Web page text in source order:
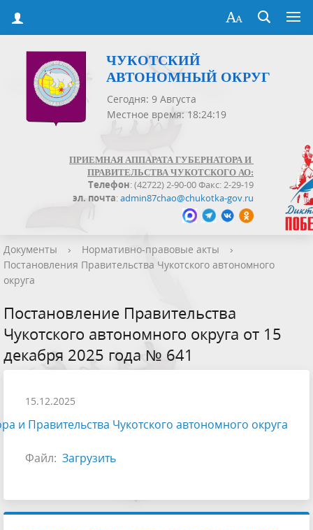
ЧУКОТСКИЙ
АВТОНОМНЫЙ ОКРУГ
Сегодня: 9 Августа
Местное время: 18:24:19
ПРИЕМНАЯ АППАРАТА ГУБЕРНАТОРА И
ПРАВИТЕЛЬСТВА ЧУКОТСКОГО АО:
Телефон: (42722) 2-90-00 Факс: 2-29-19
эл. почта:admin87chao@chukotka-gov.ru
Документы › Нормативно-правовые акты
›
Постановления Правительства Чукотского автономного
округа
Постановление Правительства
Чукотского автономного округа от 15
декабря 2025 года № 641
15.12.2025
и Правительства Чукотского автономного округа
Файл: Загрузить